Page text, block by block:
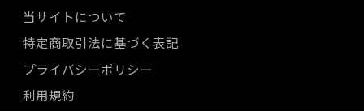
当サイトについて
特定商取引法に基づく表記
プライバシーポリシー
利用規約